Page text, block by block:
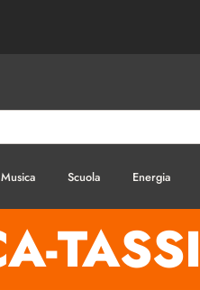
Musica Scuola Energia
TASSI